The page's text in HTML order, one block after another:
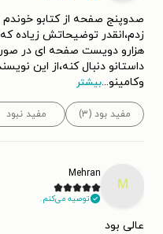
صدوپنج صفحه از کتابو
زدم،انقدر توضیحاتش زیاده
هزارو دویست صفحه ای در
داستانو دنبال کنه،از این
وکامینو...بیشتر
مفید بود (۳) مفید نبود
M
Mehran
توصیه می‌کنم.
عالی بود